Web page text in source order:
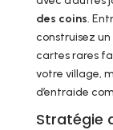
des coins.
construisez un
cartes rares
votre village,
d’entraide
Stratégie